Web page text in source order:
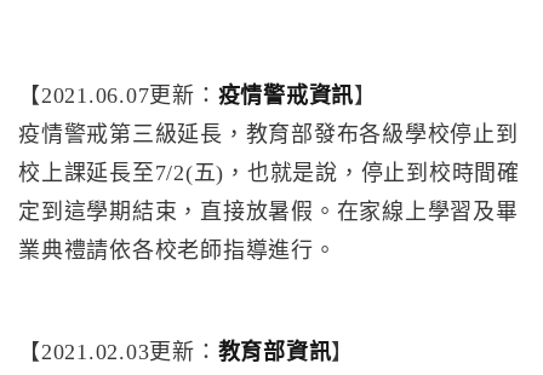
【2021.06.07更新： 疫情警戒資訊】
疫情警戒第三級延長，教育部發布各級學校停止到
校上課延長至7/2(五)，也就是說，停止到校時間確
定到這學期結束，直接放暑假。在家線上學習及畢
業典禮請依各校老師指導進行。
【2021.02.03更新： 教育部資訊】